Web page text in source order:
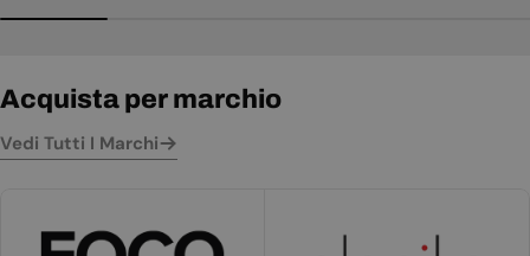
Acquista per marchio
Vedi Tutti I Marchi